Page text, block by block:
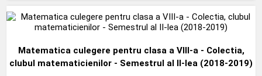
Matematica culegere pentru clasa a VIII-a - Colectia,
clubul matematicienilor - Semestrul al II-lea (2018-2019)